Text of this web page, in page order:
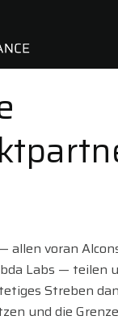
allen voran
Labs — teilen
Streben
und die